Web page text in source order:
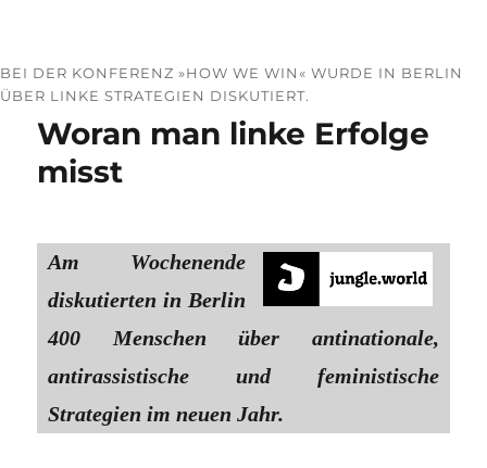
BEI DER KONFERENZ »HOW WE WIN« WURDE IN BERLIN
ÜBER LINKE STRATEGIEN DISKUTIERT.
Woran man linke Erfolge
misst
Am Wochenende
diskutierten in Berlin
400 Menschen über antinationale,
antirassistische und feministische
Strategien im neuen Jahr.